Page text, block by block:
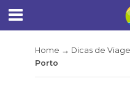
Home → Dicas de
Porto